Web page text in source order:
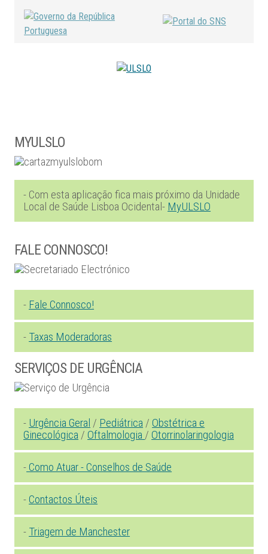
MYULSLO
- Com esta aplicação fica mais próximo da Unidade
Local de Saúde Lisboa Ocidental- MyULSLO
FALE CONNOSCO!
- Fale Connosco!
- Taxas Moderadoras
SERVIÇOS DE URGÊNCIA
- Urgência Geral / Pediátrica / Obstétrica e
Ginecológica / Oftalmologia / Otorrinolaringologia
- Como Atuar - Conselhos de Saúde
- Contactos Úteis
- Triagem de Manchester